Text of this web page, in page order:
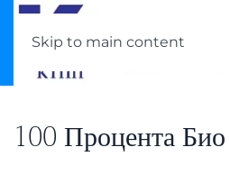
Skip to main content
100 Процента